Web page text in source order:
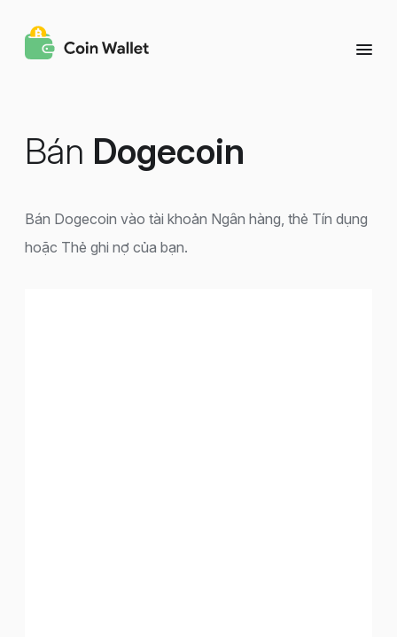
Bán Dogecoin
Bán Dogecoin vào tài khoản Ngân hàng, thẻ Tín dụng
hoặc Thẻ ghi nợ của bạn.